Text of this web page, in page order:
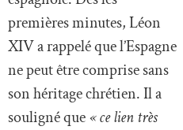
premières minutes, Léon
XIV a rappelé que l’Espagne
ne peut être comprise sans
son héritage chrétien. Il a
souligné que« ce lien très